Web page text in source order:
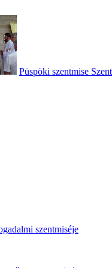
Püspöki szentmise
szentmiséje